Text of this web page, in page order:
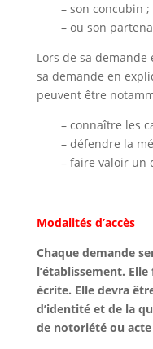
– son concubin ;
– ou son
Lors de sa
sa demande en
peuvent être
– connaître les
– défendre la
– faire valoir un
Modalités d’accès
Chaque demande
l’établissement.
écrite. Elle devra
d’identité et de la
de notoriété ou acte